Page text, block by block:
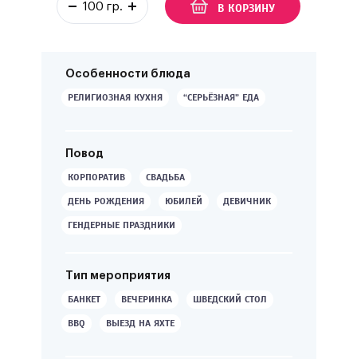
Особенности блюда
РЕЛИГИОЗНАЯ КУХНЯ “СЕРЬЁЗНАЯ” ЕДА
Повод
КОРПОРАТИВ СВАДЬБА
ДЕНЬ РОЖДЕНИЯ ЮБИЛЕЙ ДЕВИЧНИК
ГЕНДЕРНЫЕ ПРАЗДНИКИ
Тип мероприятия
БАНКЕТ ВЕЧЕРИНКА ШВЕДСКИЙ СТОЛ
BBQ ВЫЕЗД НА ЯХТЕ
В КОРЗИНУ